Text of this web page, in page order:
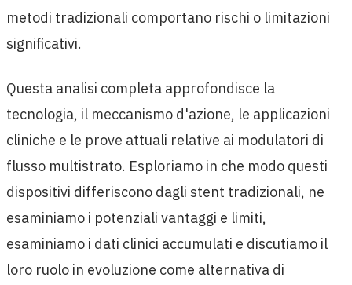
metodi tradizionali comportano rischi o limitazioni
significativi.
Questa analisi completa approfondisce la
tecnologia, il meccanismo d'azione, le applicazioni
cliniche e le prove attuali relative ai modulatori di
flusso multistrato. Esploriamo in che modo questi
dispositivi differiscono dagli stent tradizionali, ne
esaminiamo i potenziali vantaggi e limiti,
esaminiamo i dati clinici accumulati e discutiamo il
loro ruolo in evoluzione come alternativa di